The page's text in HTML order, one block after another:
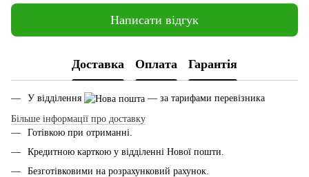
Написати відгук
Доставка Оплата Гарантія
У відділення
— за тарифами перевізника
Більше інформації про доставку
Готівкою при отриманні.
Кредитною карткою у відділенні Нової пошти.
Безготівковими на розрахунковий рахунок.